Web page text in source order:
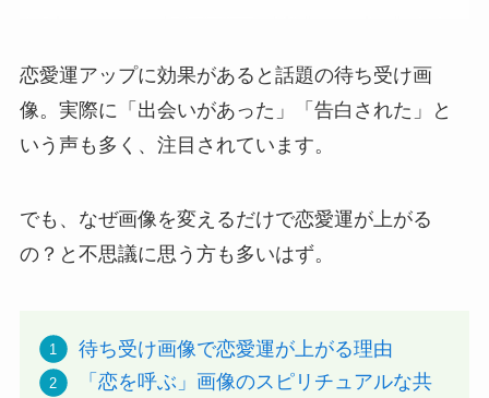
恋愛運アップに効果があると話題の待ち受け画
像。実際に「出会いがあった」「告白された」と
いう声も多く、注目されています。
でも、なぜ画像を変えるだけで恋愛運が上がる
の？と不思議に思う方も多いはず。
待ち受け画像で恋愛運が上がる理由
「恋を呼ぶ」画像のスピリチュアルな共